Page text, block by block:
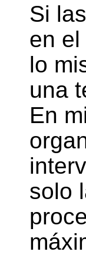
Si
en
lo
una
En
solo